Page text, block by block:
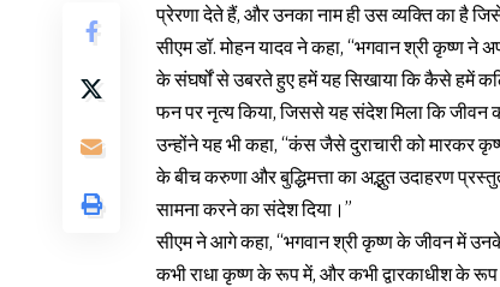
प्रेरणा देते हैं, और उनका नाम ही उस व्यक्ति का है जिसे
सीएम डॉ. मोहन यादव ने कहा, “भगवान श्री कृष्ण
के संघर्षों से उबरते हुए हमें यह सिखाया कि कैसे हमें
फन पर नृत्य किया, जिससे यह संदेश मिला कि जीवन
उन्होंने यह भी कहा, “कंस जैसे दुराचारी को मारकर
के बीच करुणा और बुद्धिमत्ता का अद्भुत उदाहरण
सामना करने का संदेश दिया।”
सीएम ने आगे कहा, “भगवान श्री कृष्ण के जीवन में
कभी राधा कृष्ण के रूप में, और कभी द्वारकाधीश के